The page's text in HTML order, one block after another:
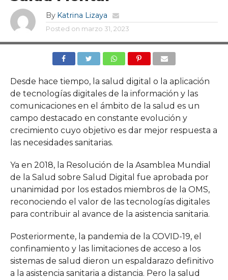
By Katrina Lizaya
Posted on marzo 31, 2023
Desde hace tiempo, la salud digital o la aplicación
de tecnologías digitales de la información y las
comunicaciones en el ámbito de la salud es un
campo destacado en constante evolución y
crecimiento cuyo objetivo es dar mejor respuesta a
las necesidades sanitarias.
Ya en 2018, la Resolución de la Asamblea Mundial
de la Salud sobre Salud Digital fue aprobada por
unanimidad por los estados miembros de la OMS,
reconociendo el valor de las tecnologías digitales
para contribuir al avance de la asistencia sanitaria.
Posteriormente, la pandemia de la COVID-19, el
confinamiento y las limitaciones de acceso a los
sistemas de salud dieron un espaldarazo definitivo
a la asistencia sanitaria a distancia. Pero la salud